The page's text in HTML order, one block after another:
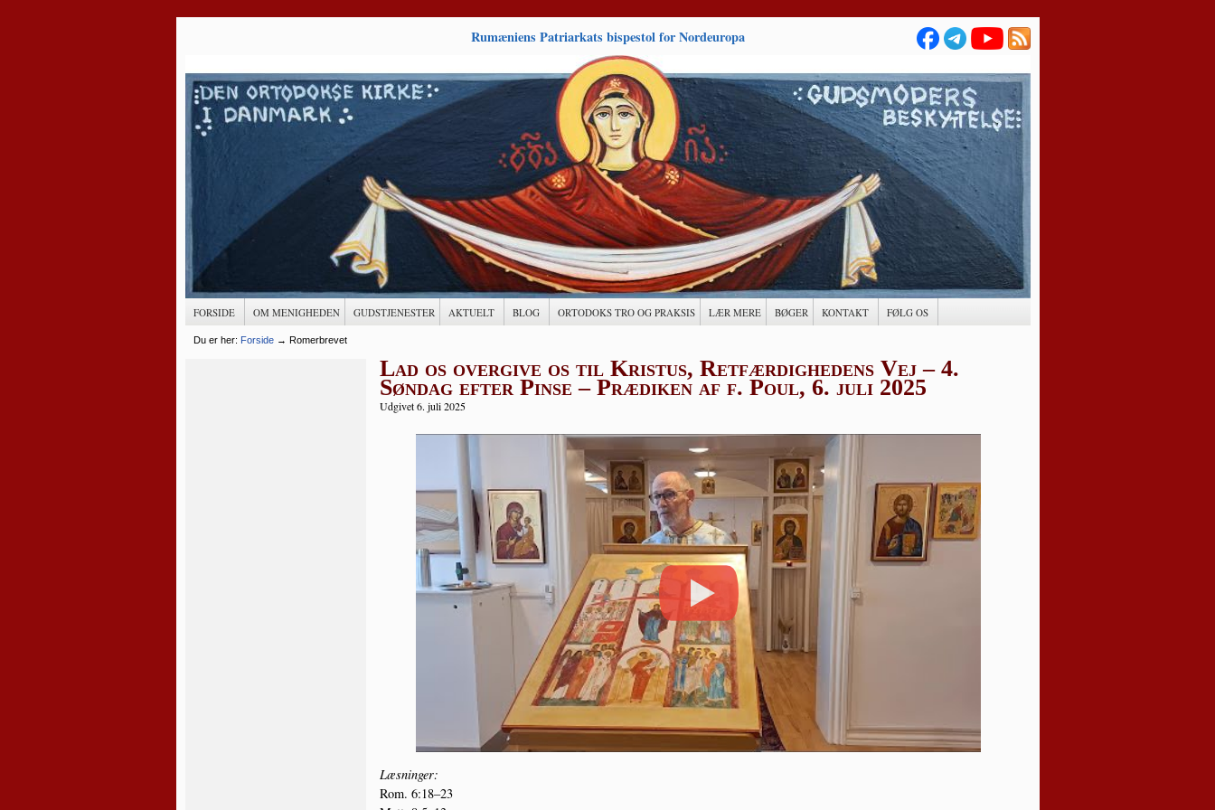
Rumæniens Patriarkats bispestol for Nordeuropa
FORSIDE OM MENIGHEDEN GUDSTJENESTER AKTUELT BLOG ORTODOKS TRO OG PRAKSIS LÆR MERE BØGER KONTAKT FØLG OS
Du er her: Forside→ Romerbrevet
Lad os overgive os til Kristus, Retfærdighedens Vej – 4.
Søndag efter Pinse – Prædiken af f. Poul, 6. juli 2025
Udgivet 6. juli 2025
Læs­nin­ger:
Rom. 6:18–23